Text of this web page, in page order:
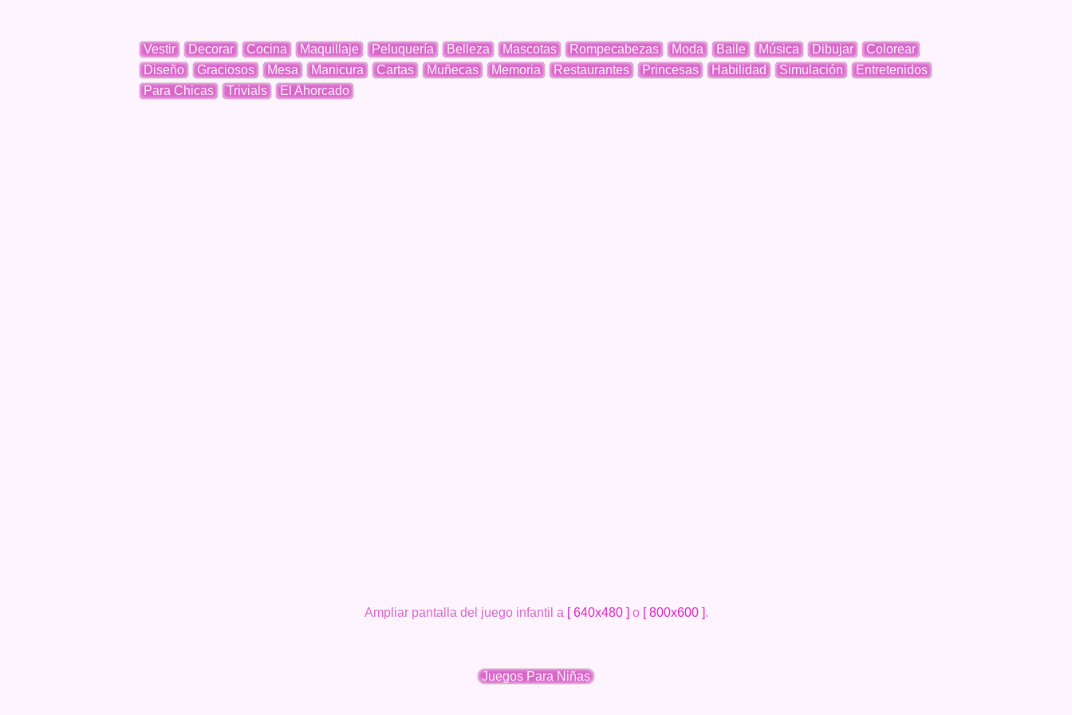
Vestir Decorar Cocina Maquillaje Peluquería Belleza Mascotas Rompecabezas Moda Baile Música Dibujar
Colorear
Diseño
Graciosos Mesa Manicura Cartas Muñecas Memoria Restaurantes Princesas Habilidad Simulación
Entretenidos
Para Chicas
Trivials El Ahorcado
Ampliar pantalla del juego infantil a [ 640x480 ] o [ 800x600 ].
Juegos Para Niñas